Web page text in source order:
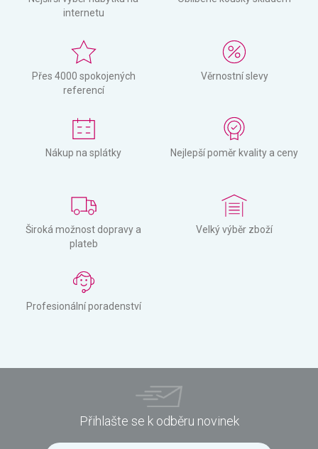
internetu
Přes 4000 spokojených
referencí
Věrnostní slevy
Nákup na splátky Nejlepší poměr kvality a ceny
Široká možnost dopravy a
plateb
Velký výběr zboží
Profesionální poradenství
Přihlašte se k odběru novinek